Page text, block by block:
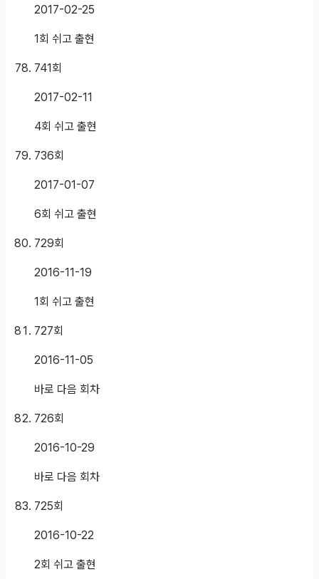
2017-02-25
1회 쉬고 출현
741회
2017-02-11
4회 쉬고 출현
736회
2017-01-07
6회 쉬고 출현
729회
2016-11-19
1회 쉬고 출현
727회
2016-11-05
바로 다음 회차
726회
2016-10-29
바로 다음 회차
725회
2016-10-22
2회 쉬고 출현